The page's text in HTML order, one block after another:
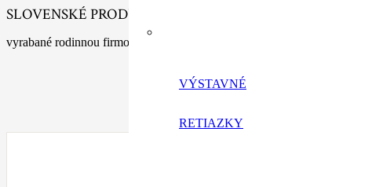
VÝSTAVNÉ
RETIAZKY
SLOVENSKÉ PRODUKTY
vyrabané rodinnou firmou s tradíciou